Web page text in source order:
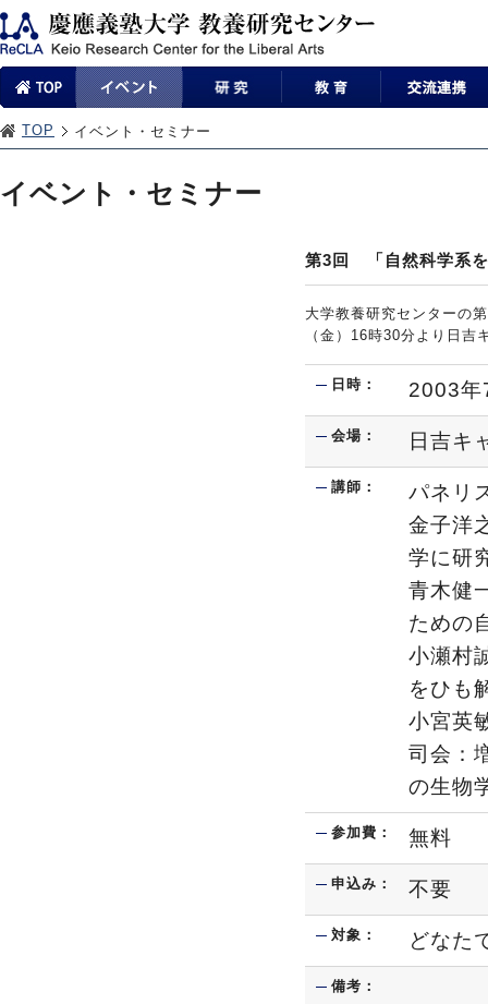
TOP イベント・セミナー
イベント・セミナー
第3回 「自然科学系
大学教養研究センターの
（金）16時30分より日
日時： 2003
会場： 日吉キ
講師：
パネリ
金子洋
学に研
青木健
ための
小瀬村
をひも
小宮英
司会：
の生物
参加費： 無料
申込み： 不要
対象： どなた
備考：